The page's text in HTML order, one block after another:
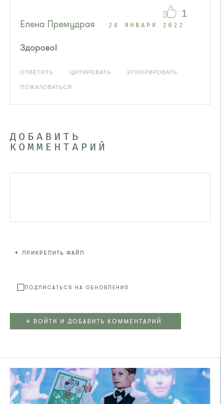
Елена Премудрая 20 ЯНВАРЯ 2022
Здорово!
ОТВЕТИТЬ ЦИТИРОВАТЬ ИГНОРИРОВАТЬ
ПОЖАЛОВАТЬСЯ
1
ДОБАВИТЬ
КОММЕНТАРИЙ
+ ПРИКРЕПИТЬ ФАЙЛ
ПОДПИСАТЬСЯ НА ОБНОВЛЕНИЯ
+ ВОЙТИ И ДОБАВИТЬ КОММЕНТАРИЙ